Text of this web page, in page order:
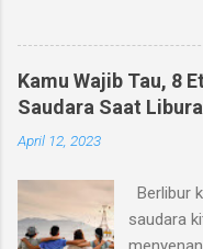
serupa
menantu
mertua
sendiri,
oleh ibu
yang
Kamu Wajib Tau, 8
Saudara Saat
April 12, 2023
Berlibur
saudara